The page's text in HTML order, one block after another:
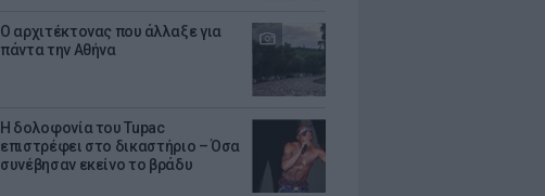
Ο αρχιτέκτονας που άλλαξε για
πάντα την Αθήνα
Η δολοφονία του Tupac
επιστρέφει στο δικαστήριο – Όσα
συνέβησαν εκείνο το βράδυ